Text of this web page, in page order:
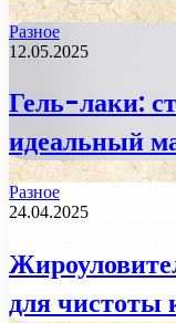
Разное
12.05.2025
Гель-лаки:
идеальный
Разное
24.04.2025
для чистоты